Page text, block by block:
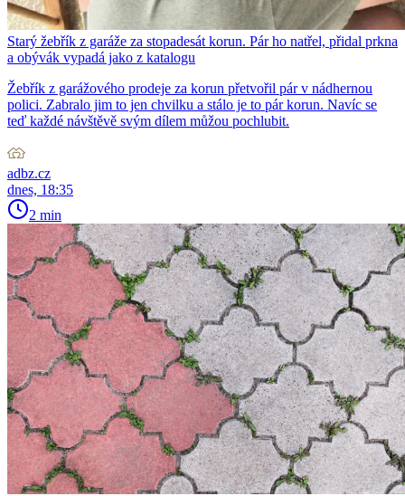
Starý žebřík z garáže za stopadesát korun. Pár ho natřel, přidal prkna
a obývák vypadá jako z katalogu
Žebřík z garážového prodeje za korun přetvořil pár v nádhernou
polici. Zabralo jim to jen chvilku a stálo je to pár korun. Navíc se
teď každé návštěvě svým dílem můžou pochlubit.
adbz.cz
dnes, 18:35
2 min